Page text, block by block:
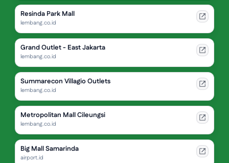
Resinda Park Mall
lembang.co.id
Grand Outlet - East Jakarta
lembang.co.id
Summarecon Villagio Outlets
lembang.co.id
Metropolitan Mall Cileungsi
lembang.co.id
Big Mall Samarinda
airport.id